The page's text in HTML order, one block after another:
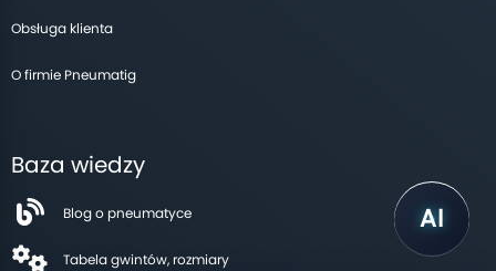
Obsługa klienta
O firmie Pneumatig
Baza wiedzy
Blog o pneumatyce
Tabela gwintów, rozmiary